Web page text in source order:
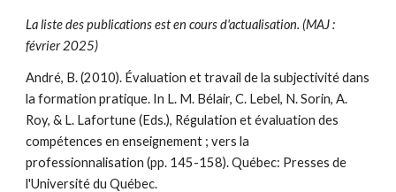
La liste des publications est en cours d'actualisation. (MAJ :
février 2025)
André, B. (2010). Évaluation et travail de la subjectivité dans
la formation pratique. In L. M. Bélair, C. Lebel, N. Sorin, A.
Roy, & L. Lafortune (Eds.), Régulation et évaluation des
compétences en enseignement ; vers la
professionnalisation (pp. 145-158). Québec: Presses de
l'Université du Québec.